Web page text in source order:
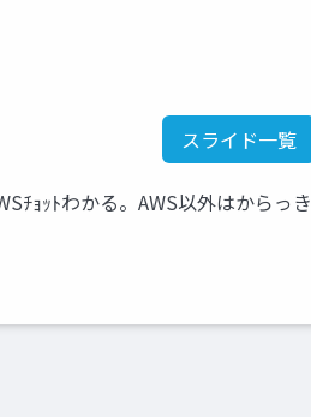
スライド一覧
ﾁｮｯﾄわかる。AWS以外はからっき